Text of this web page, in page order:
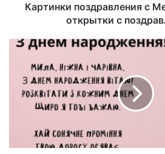
Картинки поздравления с
открытки с